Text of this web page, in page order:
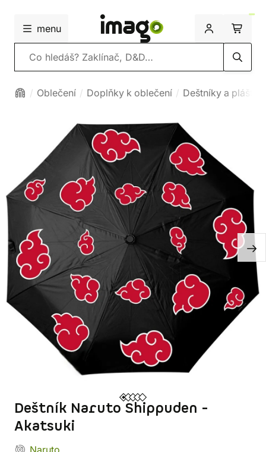
menu
Vyhledávání
Oblečení Doplňky k oblečení Deštníky a
Deštník Naruto Shippuden -
Akatsuki
Naruto